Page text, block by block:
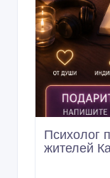
Психолог
жителей